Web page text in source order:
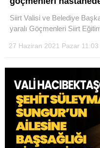
Siirt Valisi ve Belediye
yaralı Göçmenleri Siirt
27 Haziran 2021 Pazar 11:03